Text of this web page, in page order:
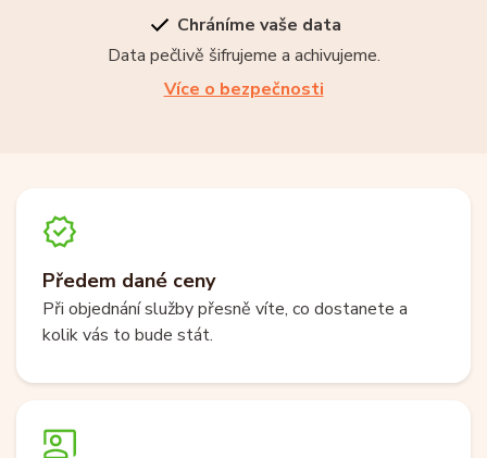
Chráníme vaše data
Data pečlivě šifrujeme a achivujeme.
Více o bezpečnosti
Předem dané ceny
Při objednání služby přesně víte, co dostanete a
kolik vás to bude stát.